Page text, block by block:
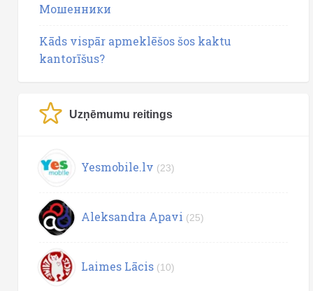
Мошенники
Kāds vispār apmeklēšos šos kaktu
kantorīšus?
Uzņēmumu reitings
Yesmobile.lv (23)
Aleksandra Apavi (25)
Laimes Lācis (10)